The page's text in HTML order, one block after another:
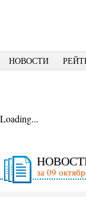
НОВОСТИ
Loading...
за 09